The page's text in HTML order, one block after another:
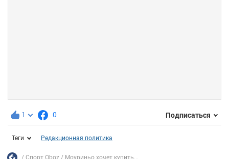
1 0 Подписаться
Теги Редакционная политика
Спорт Oboz Моуриньо хочет купить...